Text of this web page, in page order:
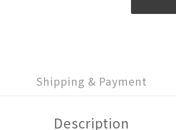
Shipping & Payment
Description